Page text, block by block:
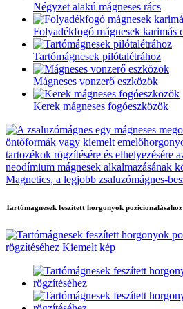
Négyzet alakú mágneses rács
Folyadékfogó mágnesek karimás
Tartómágnesek pilótalétrához
Mágneses vonzerő eszközök
Kerek mágneses fogóeszközök
Tartómágnesek feszített horgonyok pozicionálásához